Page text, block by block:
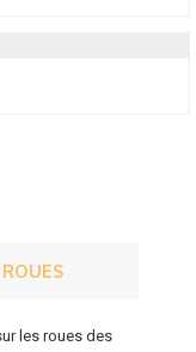
les roues des